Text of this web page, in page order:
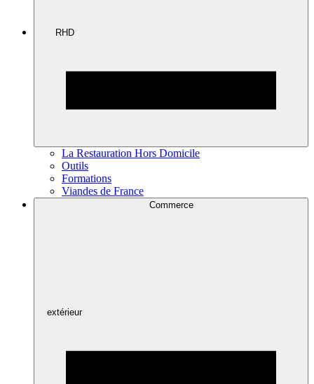
RHD
La Restauration Hors Domicile
Outils
Formations
Viandes de France
Commerce
extérieur